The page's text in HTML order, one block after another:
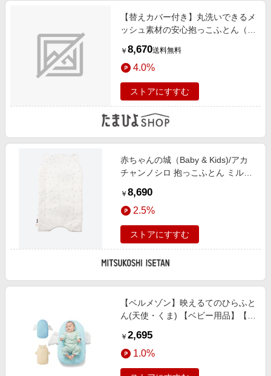
【替えカバー付き】丸洗いできるメ
ッシュ素材の安心抱っこふとん（ス
￥ 8,670送料無料
4.0%
ストアにすすむ
赤ちゃんの城（Baby & Kids)/アカ
チャンノシロ 抱っこふとん ミルキ
おくるみ【三越伊勢丹/公式】
￥ 8,690
2.5%
ストアにすすむ
【ベルメゾン】映えるてのひらふと
ん(天使・くま) 【ベビー用品】【洗
￥ 2,695
1.0%